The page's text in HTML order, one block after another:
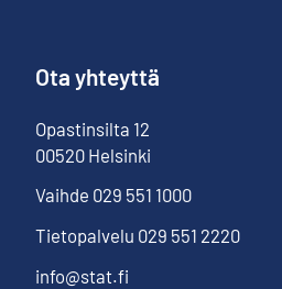
Ota yhteyttä
Opastinsilta 12
00520 Helsinki
Vaihde 029 551 1000
Tietopalvelu 029 551 2220
info@stat.fi